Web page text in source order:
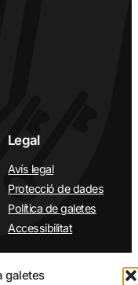
galetes
Legal
Avís legal
Protecció de dades
Política de galetes
Accessibilitat